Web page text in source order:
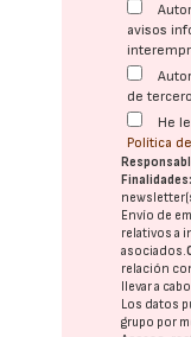
avisos
de
He
Política
Finalidades:
Envío de
relativos a
asociados.
relación
llevar a
Los datos
grupo por